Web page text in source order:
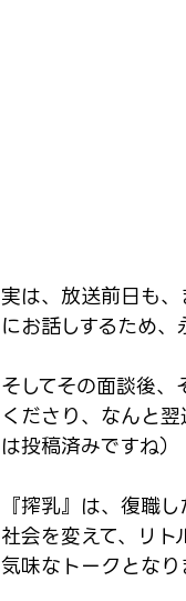
実は、放送前日も
にお話しするため
そしてその面談後
くださり、なんと
は投稿済みですね）
『搾乳』は、復職
社会を変えて、リ
気味なトークとなり